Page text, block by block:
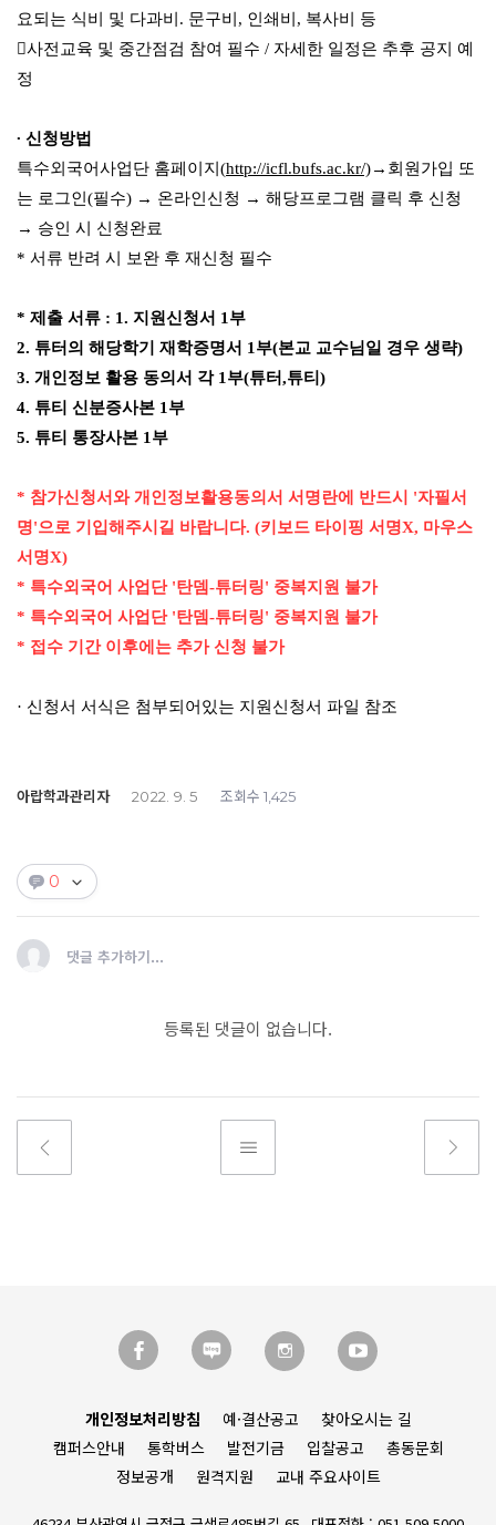
요되는 식비 및 다과비 . 문구비 , 인쇄비 , 복사비 등
사전교육 및 중간점검 참여 필수 / 자세한 일정은 추후 공지 예
정
∙ 신청방법
특수외국어사업단 홈페이지 (http://icfl.bufs.ac.kr/)→ 회원가입 또
는 로그인 (필수) → 온라인신청 → 해당프로그램 클릭 후 신청
→ 승인 시 신청완료
* 서류 반려 시 보완 후 재신청 필수
* 제출 서류 : 1. 지원신청서 1 부
2. 튜터의 해당학기 재학증명서 1 부(본교 교수님일 경우 생략)
3. 개인정보 활용 동의서 각 1 부(튜터,튜티 )
4. 튜티 신분증사본 1 부
5. 튜티 통장사본 1 부
* 참가신청서와 개인정보활용동의서 서명란에 반드시 '자필서
명'으로 기입해주시길 바랍니다. (키보드 타이핑 서명X, 마우스
서명X)
* 특수외국어 사업단 '탄뎀-튜터링' 중복지원 불가
* 특수외국어 사업단 '탄뎀-튜터링' 중복지원 불가
* 접수 기간 이후에는 추가 신청 불가
· 신청서 서식은 첨부되어있는 지원신청서 파일 참조
아랍학과관리자 2022. 9. 5 조회수 1,425
0
댓글 추가하기...
등록된 댓글이 없습니다.
개인정보처리방침 예·결산공고
찾아오시는 길
캠퍼스안내
통학버스 발전기금 입찰공고
총동문회
정보공개
원격지원 교내 주요사이트